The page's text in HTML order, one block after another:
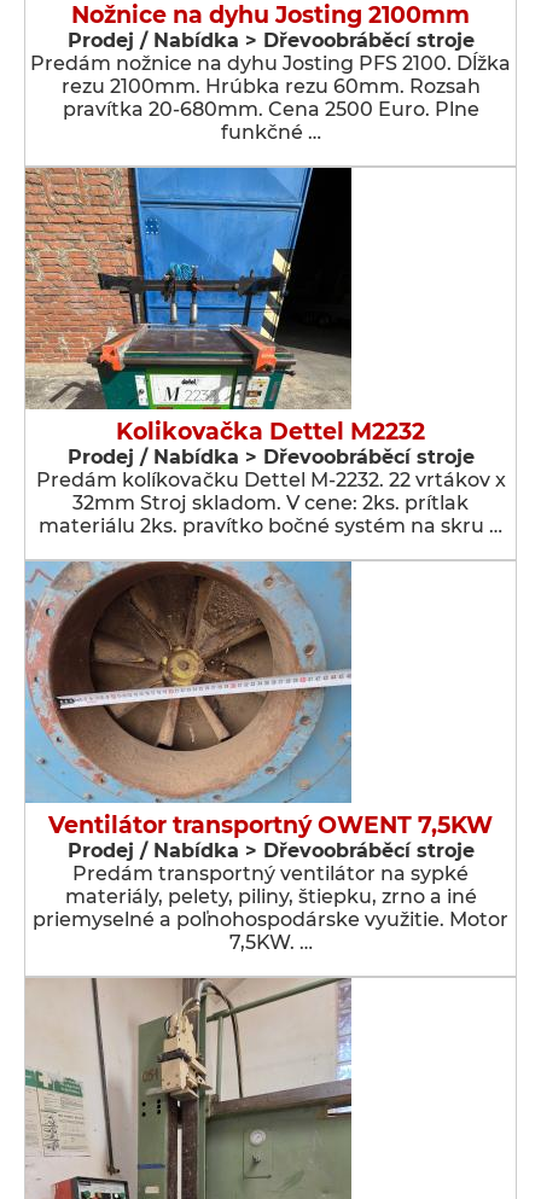
Nožnice na dyhu Josting 2100mm
Prodej / Nabídka > Dřevoobráběcí stroje
Predám nožnice na dyhu Josting PFS 2100. Dĺžka
rezu 2100mm. Hrúbka rezu 60mm. Rozsah
pravítka 20-680mm. Cena 2500 Euro. Plne
funkčné …
Kolikovačka Dettel M2232
Prodej / Nabídka > Dřevoobráběcí stroje
Predám kolíkovačku Dettel M-2232. 22 vrtákov x
32mm Stroj skladom. V cene: 2ks. prítlak
materiálu 2ks. pravítko bočné systém na skru …
Ventilátor transportný OWENT 7,5KW
Prodej / Nabídka > Dřevoobráběcí stroje
Predám transportný ventilátor na sypké
materiály, pelety, piliny, štiepku, zrno a iné
priemyselné a poľnohospodárske využitie. Motor
7,5KW. …